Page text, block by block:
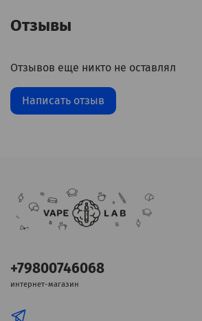
Отзывы
Отзывов еще никто не оставлял
Написать отзыв
+79800746068
интернет-магазин